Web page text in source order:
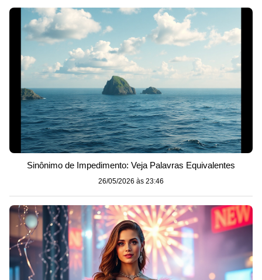
Sinônimo de Impedimento: Veja Palavras Equivalentes
26/05/2026 às 23:46